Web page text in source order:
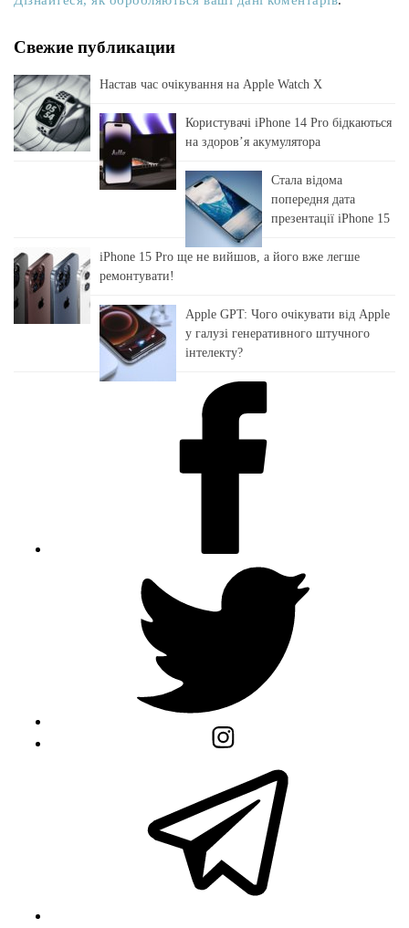
Свежие публикации
Настав час очікування на Apple Watch X
Користувачі iPhone 14 Pro бідкаються
на здоровʼя акумулятора
Стала відома
попередня дата
презентації iPhone 15
iPhone 15 Pro ще не вийшов, а його вже легше
ремонтувати!
Apple GPT: Чого очікувати від Apple
у галузі генеративного штучного
інтелекту?